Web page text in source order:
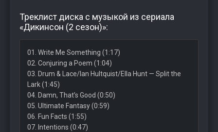
Треклист диска с музыкой из сериала
«Дикинсон (2 сезон)»:
01. Write Me Something (1:17)
02. Conjuring a Poem (1:04)
03. Drum & Lace/Ian Hultquist/Ella Hunt — Split the
Lark (1:45)
04. Damn, That’s Good (0:50)
05. Ultimate Fantasy (0:59)
06. Fun Facts (1:55)
07. Intentions (0:47)